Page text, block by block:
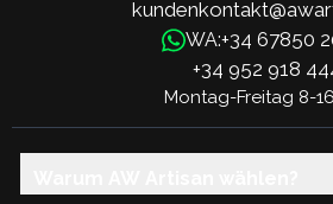
WA:+34 67850
+34 952 918
Montag-Freitag 8-